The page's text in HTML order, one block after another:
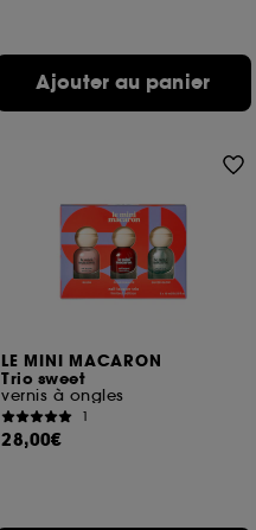
Ajouter au panier
LE MINI MACARON
Trio sweet
vernis à ongles
1
28,00€